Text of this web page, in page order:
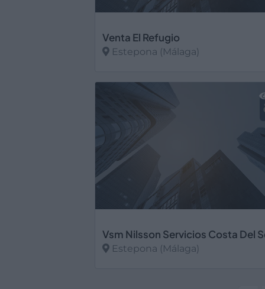
Venta El Refugio
Estepona (Málaga)
Vsm Nilsson Servicios Costa Del
Estepona (Málaga)